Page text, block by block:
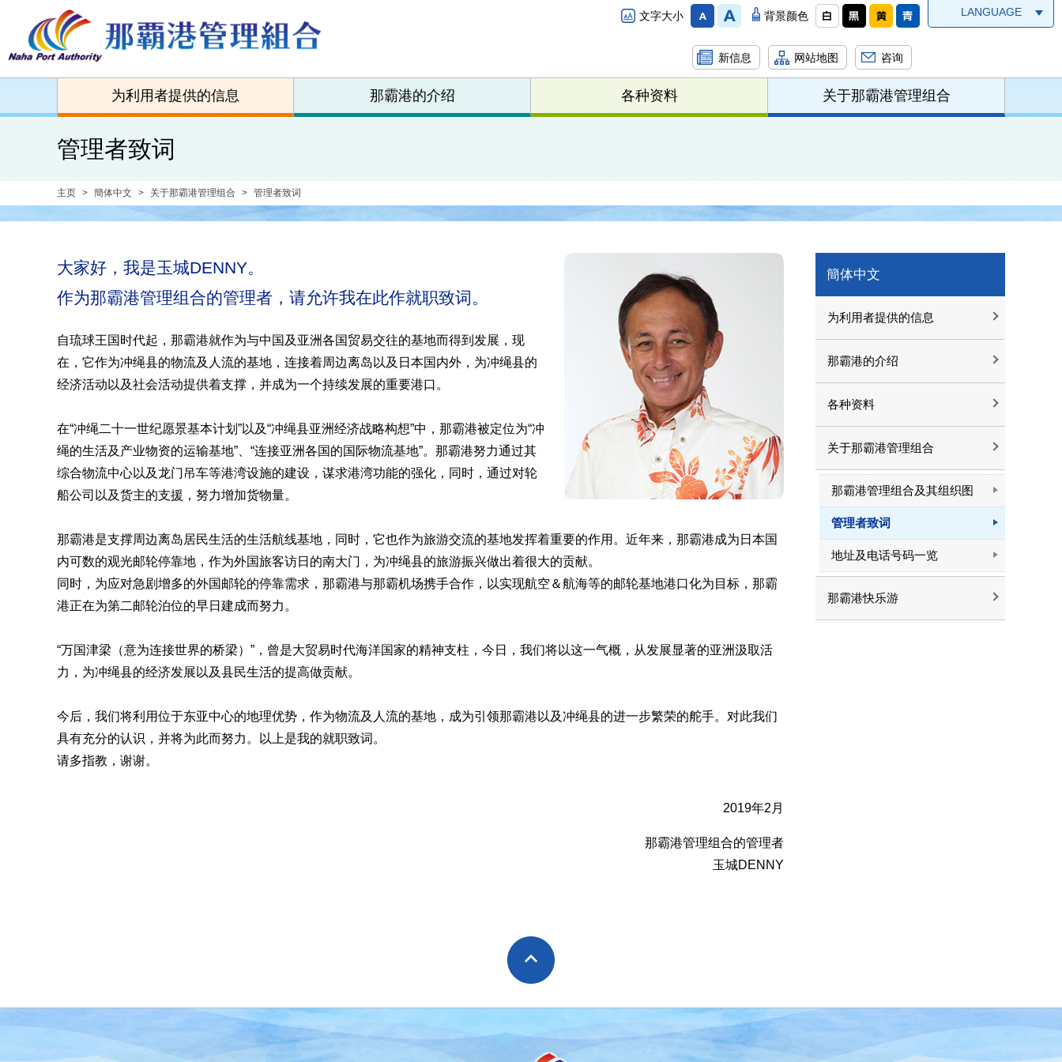
文字大小 背景颜色 LANGUAGE
新信息 网站地图 咨询
为利用者提供的信息 那霸港的介绍 各种资料 关于那霸港管理组合
管理者致词
主页 簡体中文 关于那霸港管理组合 管理者致词
大家好，我是玉城DENNY。
作为那霸港管理组合的管理者，请允许我在此作就职致词。
自琉球王国时代起，那霸港就作为与中国及亚洲各国贸易交往的基地而得到发展，现
在，它作为冲绳县的物流及人流的基地，连接着周边离岛以及日本国内外，为冲绳县的
经济活动以及社会活动提供着支撑，并成为一个持续发展的重要港口。
在“冲绳二十一世纪愿景基本计划”以及“冲绳县亚洲经济战略构想”中，那霸港被定位为“冲
绳的生活及产业物资的运输基地”、“连接亚洲各国的国际物流基地”。那霸港努力通过其
综合物流中心以及龙门吊车等港湾设施的建设，谋求港湾功能的强化，同时，通过对轮
船公司以及货主的支援，努力增加货物量。
那霸港是支撑周边离岛居民生活的生活航线基地，同时，它也作为旅游交流的基地发挥着重要的作用。近年来，那霸港成为日本国
内可数的观光邮轮停靠地，作为外国旅客访日的南大门，为冲绳县的旅游振兴做出着很大的贡献。
同时，为应对急剧增多的外国邮轮的停靠需求，那霸港与那霸机场携手合作，以实现航空＆航海等的邮轮基地港口化为目标，那霸
港正在为第二邮轮泊位的早日建成而努力。
“万国津梁（意为连接世界的桥梁）”，曾是大贸易时代海洋国家的精神支柱，今日，我们将以这一气概，从发展显著的亚洲汲取活
力，为冲绳县的经济发展以及县民生活的提高做贡献。
今后，我们将利用位于东亚中心的地理优势，作为物流及人流的基地，成为引领那霸港以及冲绳县的进一步繁荣的舵手。对此我们
具有充分的认识，并将为此而努力。以上是我的就职致词。
请多指教，谢谢。
2019年2月
那霸港管理组合的管理者
玉城DENNY
簡体中文
为利用者提供的信息
那霸港的介绍
各种资料
关于那霸港管理组合
那霸港管理组合及其组织图
管理者致词
地址及电话号码一览
那霸港快乐游